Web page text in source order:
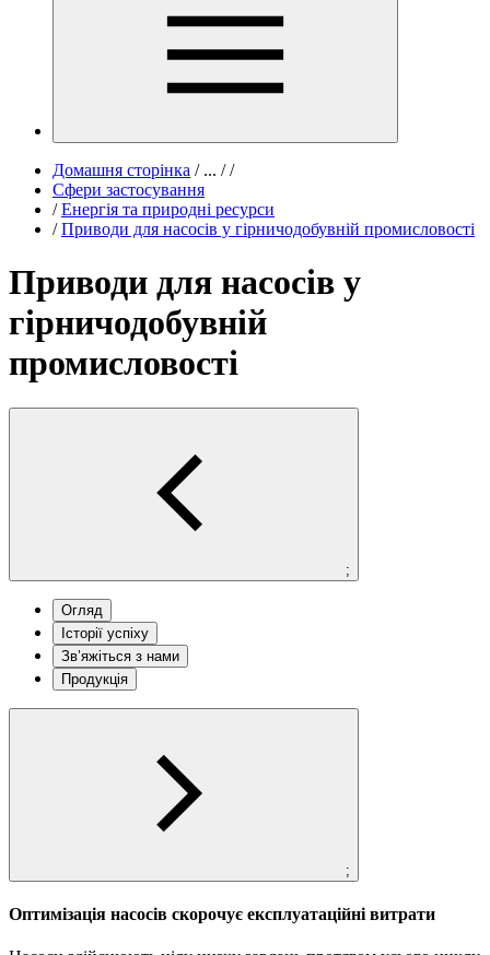
Домашня сторінка /... / /
Сфери застосування
/ Енергія та природні ресурси
/ Приводи для насосів у гірничодобувній промисловості
Приводи для насосів у
гірничодобувній
промисловості
;
Огляд
Історії успіху
Зв’яжіться з нами
Продукція
;
Оптимізація насосів скорочує експлуатаційні витрати